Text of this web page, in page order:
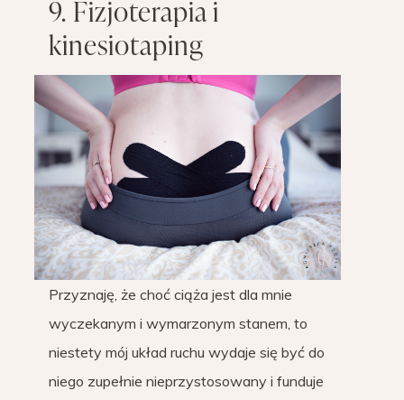
9. Fizjoterapia i
kinesiotaping
Przyznaję, że choć ciąża jest dla mnie
wyczekanym i wymarzonym stanem, to
niestety mój układ ruchu wydaje się być do
niego zupełnie nieprzystosowany i funduje